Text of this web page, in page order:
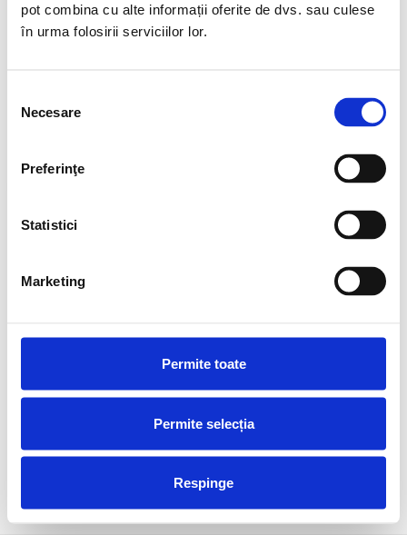
pot combina cu alte informații oferite de dvs. sau culese
în urma folosirii serviciilor lor.
consimțământului
Necesare
Preferinţe
Statistici
Marketing
Permite toate
Permite selecția
Respinge
Solicitarea ta de încercare gratuită a fost
Echipa noastră te va contacta cu privire la